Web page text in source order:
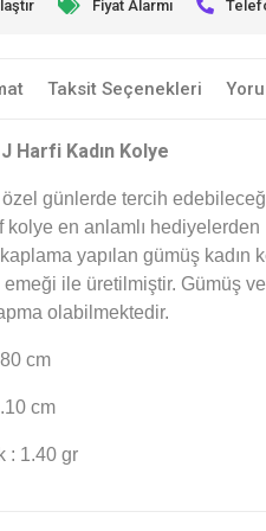
Fiyat Alarmı
Taksit Seçenekleri
Harfi Kadın Kolye
günlerde tercih
en anlamlı hediyelerden
yapılan gümüş kadın
ile üretilmiştir. Gümüş
olabilmektedir.
cm
cm
: 1.40 gr